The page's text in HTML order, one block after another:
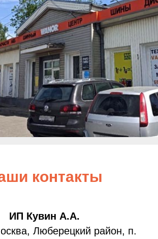
контакты
ИП Кувин А.А.
Люберецкий район, п.